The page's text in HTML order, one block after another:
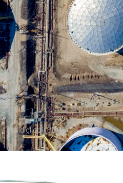
/ Butildiglicol (BDGE)